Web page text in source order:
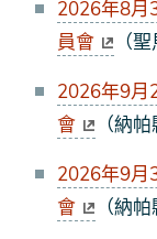
2026年8月
員會
（
2026年9月
會
（納帕
2026年9月
會
（納帕